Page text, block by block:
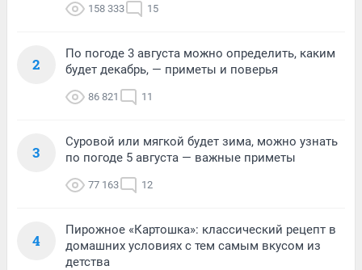
158 333 15
2
По погоде 3 августа можно определить, каким
будет декабрь, — приметы и поверья
86 821 11
3
Суровой или мягкой будет зима, можно узнать
по погоде 5 августа — важные приметы
77 163 12
4
Пирожное «Картошка»: классический рецепт в
домашних условиях с тем самым вкусом из
детства